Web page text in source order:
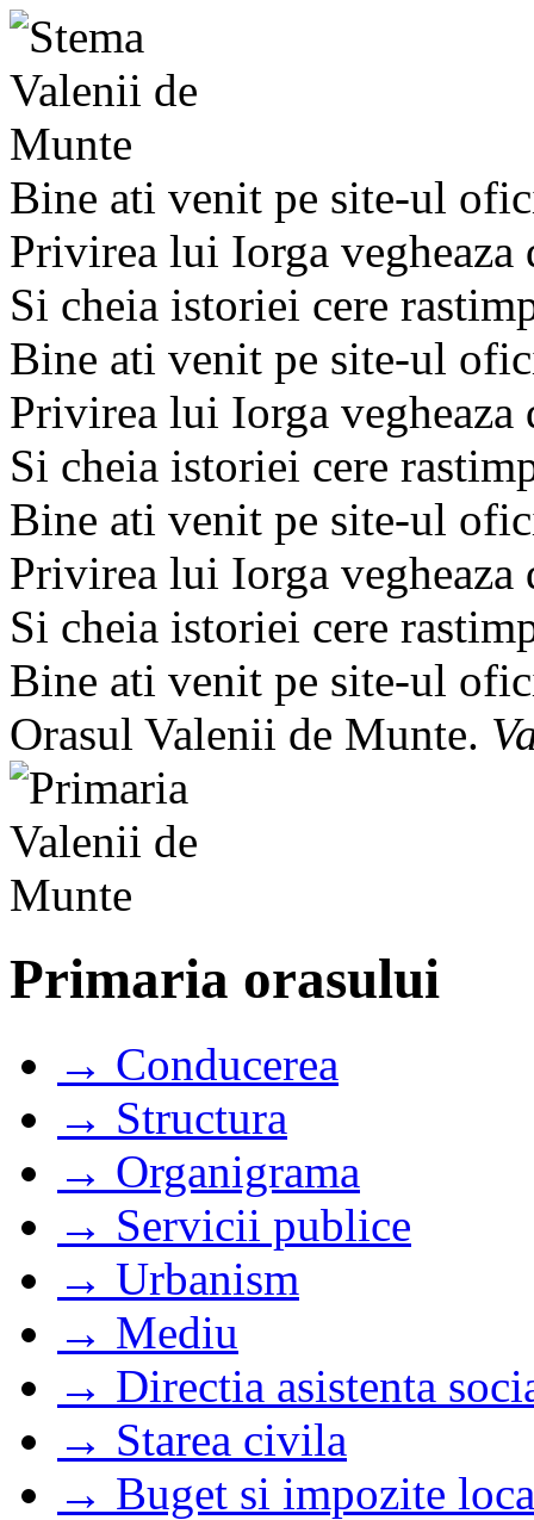
Bine ati venit pe site-ul
Privirea lui Iorga
Si cheia istoriei cere
Bine ati venit pe site-ul
Privirea lui Iorga
Si cheia istoriei cere
Bine ati venit pe site-ul
Privirea lui Iorga
Si cheia istoriei cere
Bine ati venit pe site-ul
Orasul Valenii de Munte.
Primaria orasului
→ Conducerea
→ Structura
→ Organigrama
→ Servicii publice
→ Urbanism
→ Mediu
→ Directia asistenta
→ Starea civila
→ Buget si impozite